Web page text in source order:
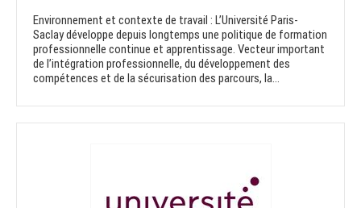
Environnement et contexte de travail : L’Université Paris-
Saclay développe depuis longtemps une politique de formation
professionnelle continue et apprentissage. Vecteur important
de l’intégration professionnelle, du développement des
compétences et de la sécurisation des parcours, la...